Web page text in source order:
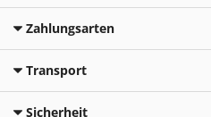
Zahlungsarten
Transport
Sicherheit